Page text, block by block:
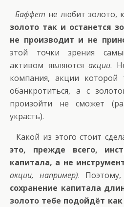
Баффет не любит золото,
золото так и останется
не производит и не
этой точки зрения
активом являютсяакции.
компания, акции
обанкротиться, а с
произойти не сможет
украсть).
Какой из этого стоит
это, прежде всего,
капитала, а не
акции, например). Поэтому,
сохранение капитала
золото тебе подойдёт